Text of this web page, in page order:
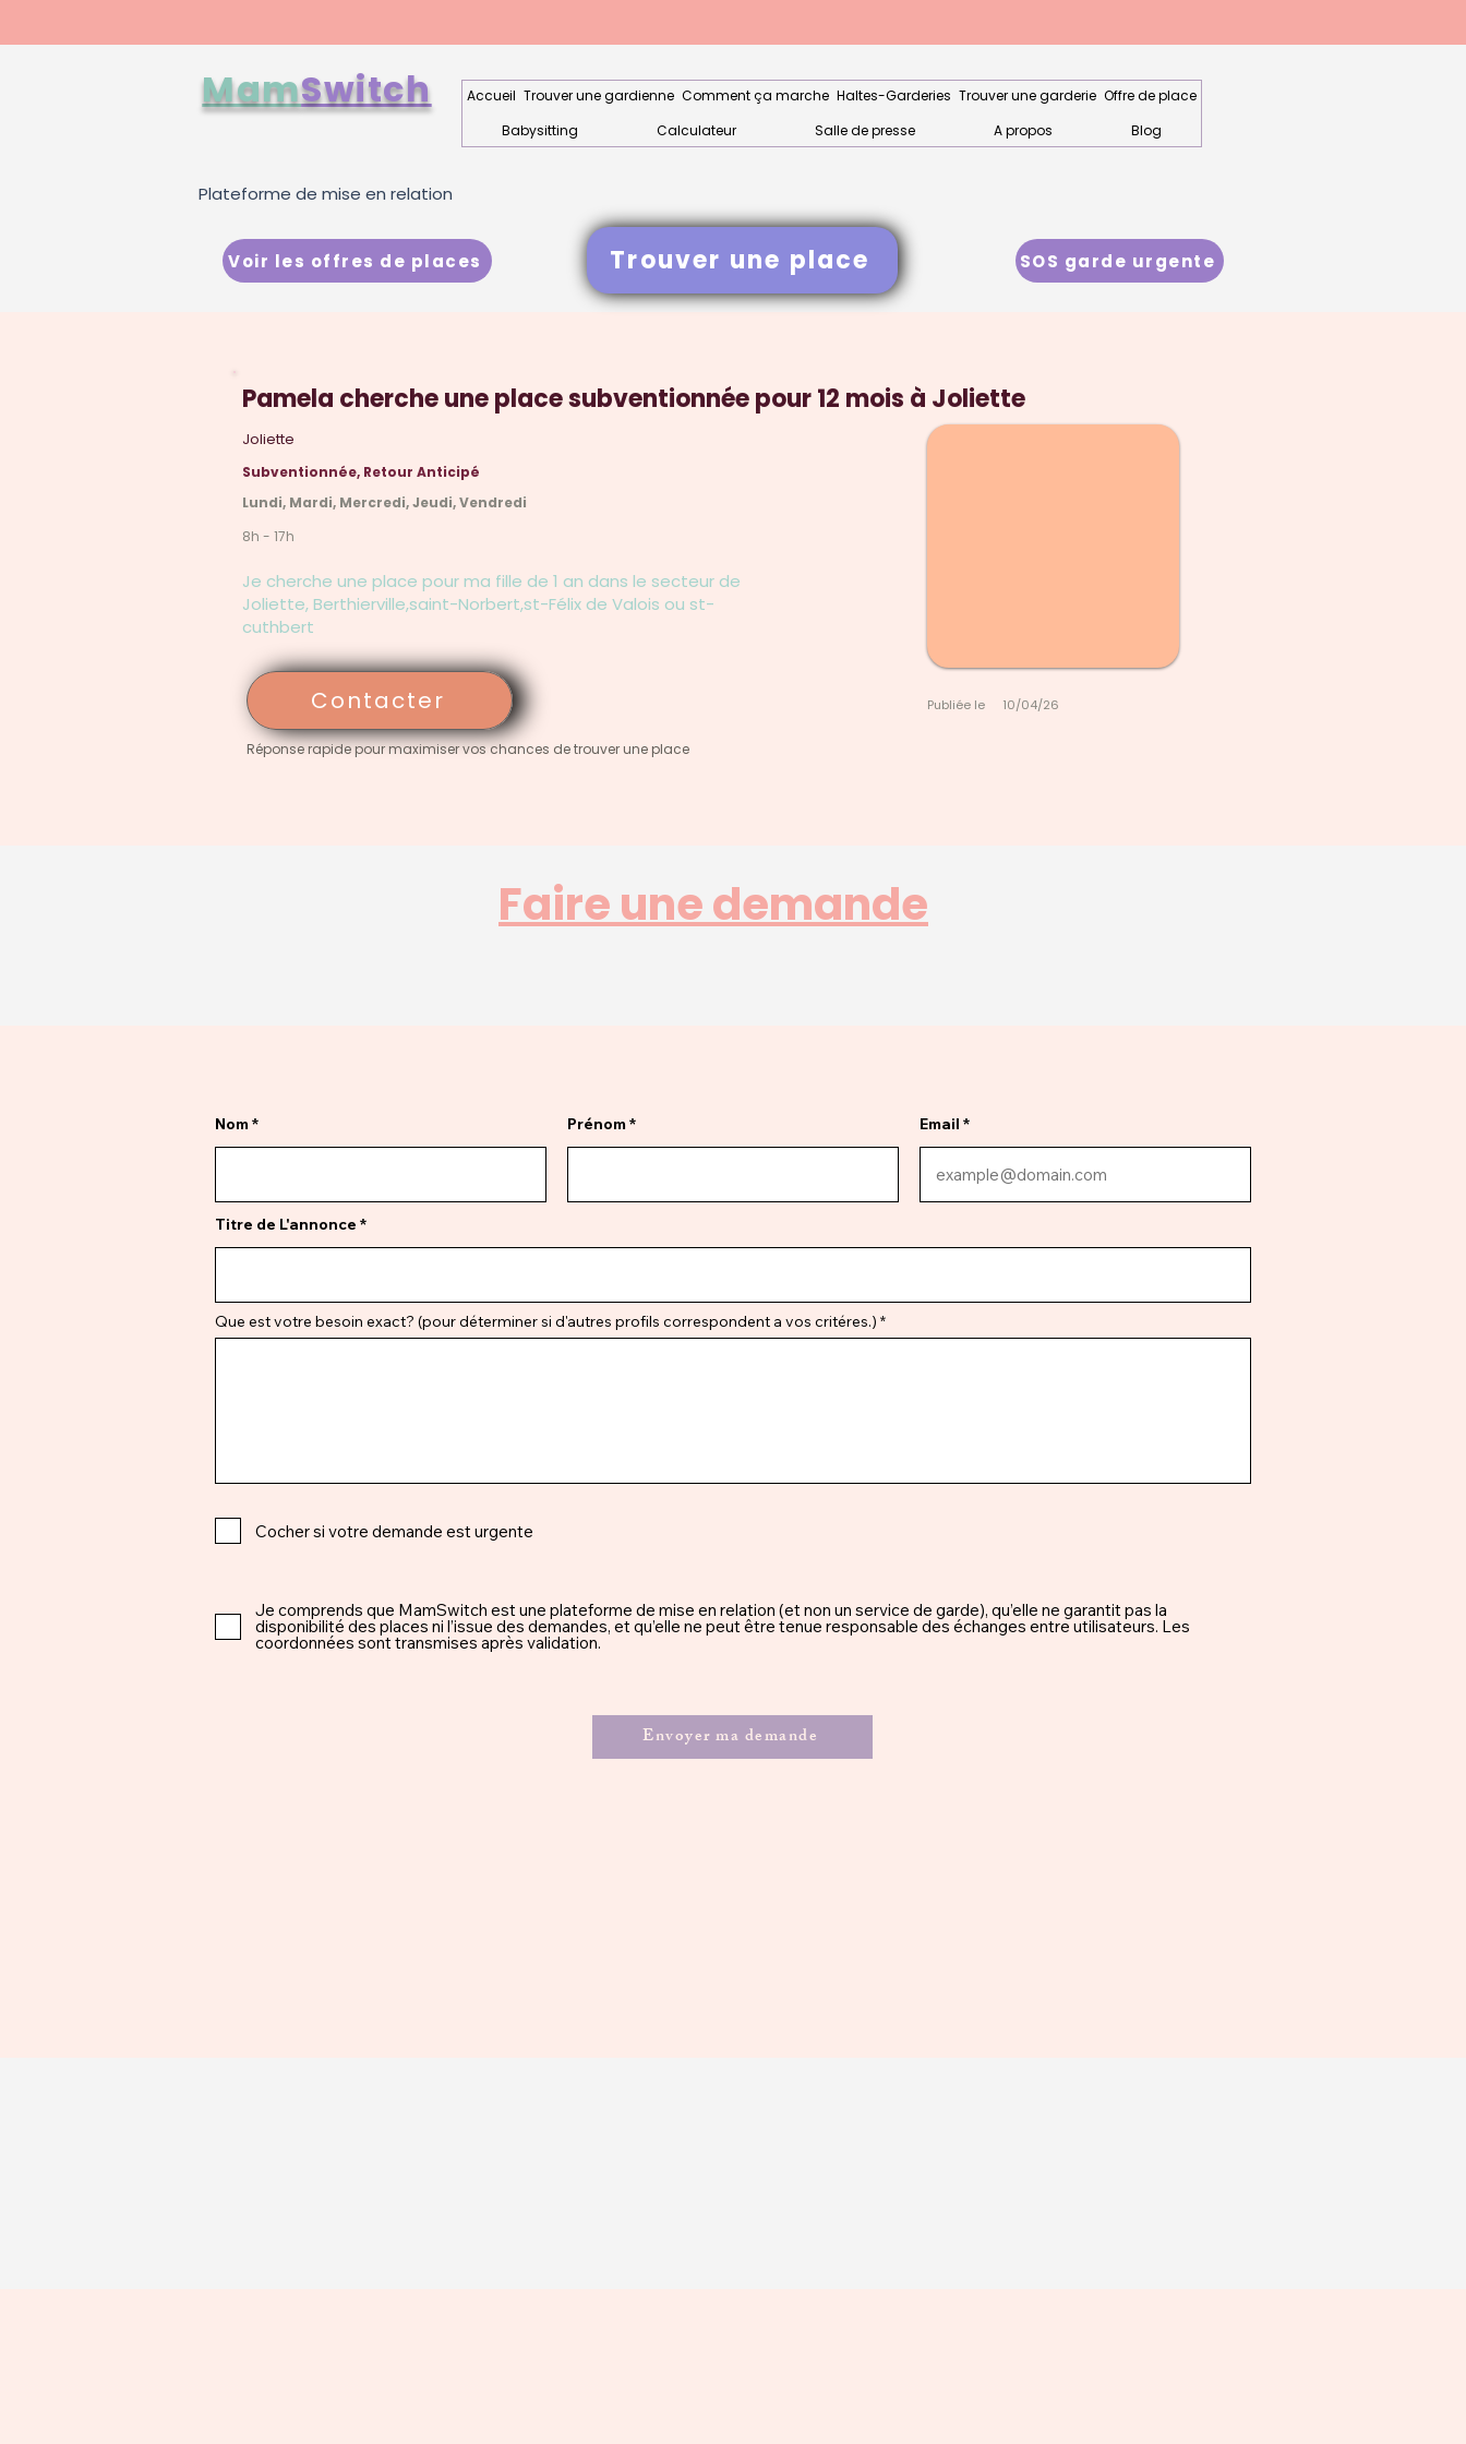
MamSwitch Accueil Trouver une gardienne Comment ça marche Haltes-Garderies Trouver une garderie Offre de place
Babysitting
Calculateur Salle de presse A propos Blog
Plateforme de mise en relation
Voir les offres de places Trouver une place SOS garde urgente
Pamela cherche une place subventionnée pour 12 mois à Joliette
Joliette
Subventionnée, Retour Anticipé
Lundi, Mardi, Mercredi, Jeudi, Vendredi
8h - 17h
Je cherche une place pour ma fille de 1 an dans le secteur de
Joliette, Berthierville,saint-Norbert,st-Félix de Valois ou st-
cuthbert
Contacter
Réponse rapide pour maximiser vos chances de trouver une place
Publiée le 10/04/26
Faire une demande
Nom Prénom Email
Titre de L'annonce
Que est votre besoin exact? (pour déterminer si d'autres profils correspondent a vos critéres.)
Cocher si votre demande est urgente
Je comprends que MamSwitch est une plateforme de mise en relation (et non un service de garde), qu’elle ne garantit pas la
disponibilité des places ni l’issue des demandes, et qu’elle ne peut être tenue responsable des échanges entre utilisateurs. Les
coordonnées sont transmises après validation.
Envoyer ma demande